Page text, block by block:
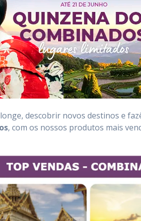
descobrir novos destinos e
, com os nossos produtos mais